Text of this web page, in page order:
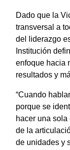
Dado que la
transversal a
del liderazgo
Institución
enfoque hacia
resultados y
“Cuando
porque se
hacer una
de la
de unidades y